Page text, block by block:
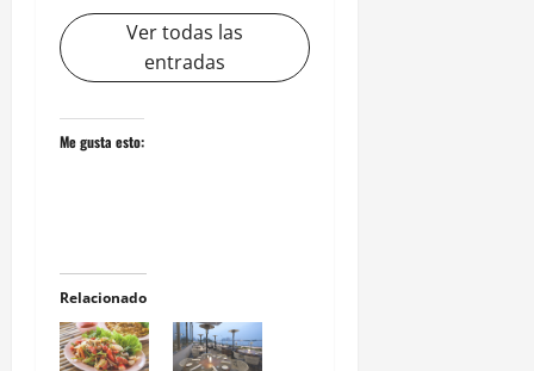
Ver todas las
entradas
Me gusta esto:
Relacionado